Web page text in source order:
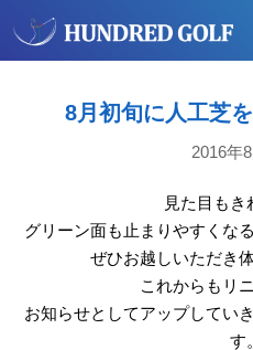
8月初旬に人工芝
2016年
見た目もき
グリーン面も止まりやすくな
ぜひお越しいただき
これからもリ
お知らせとしてアップしてい
す。